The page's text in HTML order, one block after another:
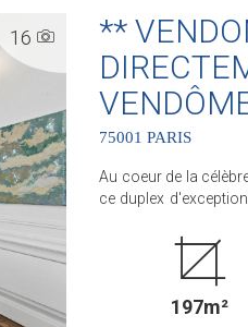
16
**
75001 PARIS
Au coeur de la
ce duplex
de hauteur sous
vue imprenable et
cuisine haut de
suites avec leurs
197m²